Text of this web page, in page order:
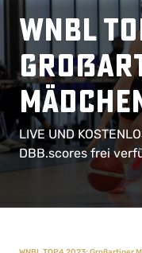
WNBL
LIVE UND
DBB.scores frei